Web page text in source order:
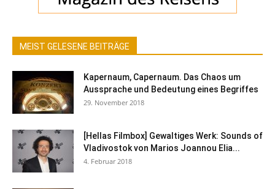
MEIST GELESENE BEITRÄGE
Kapernaum, Capernaum. Das Chaos um
Aussprache und Bedeutung eines Begriffes
29. November 2018
[Hellas Filmbox] Gewaltiges Werk: Sounds of
Vladivostok von Marios Joannou Elia...
4. Februar 2018